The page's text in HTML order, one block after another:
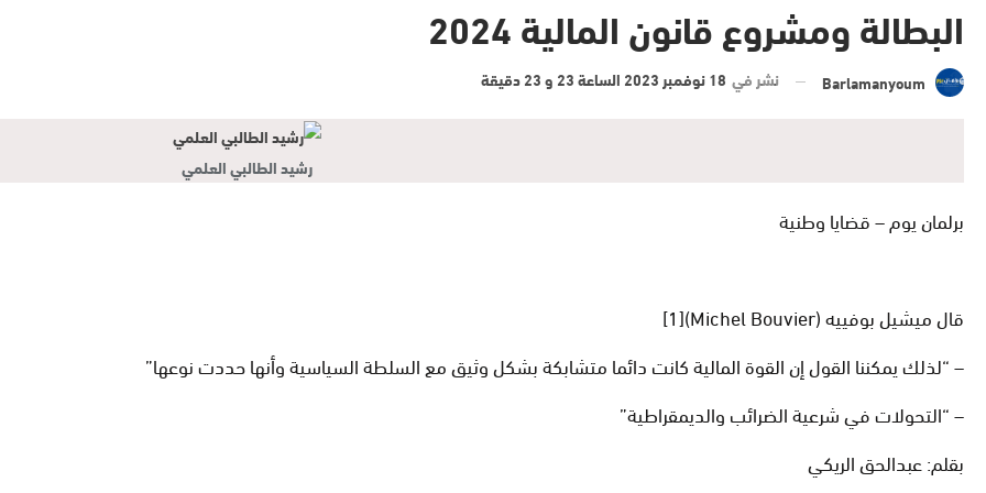
البطالة ومشروع قانون المالية 2024
Barlamanyoum نشر في 18 نوفمبر 2023 الساعة 23 و 23 دقيقة
رشيد الطالبي العلمي
برلمان يوم – قضايا وطنية
قال ميشيل بوفييه (Michel Bouvier)[1]
– “لذلك يمكننا القول إن القوة المالية كانت دائما متشابكة بشكل وثيق مع السلطة السياسية وأنها حددت نوعها”
– “التحولات في شرعية الضرائب والديمقراطية”
بقلم: عبدالحق الريكي